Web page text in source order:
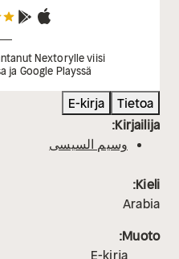
Nextorylle viisi
ja Google Playssä.
Tietoa
E-kirja
Kirjailija:
وسيم السيسى
Kieli:
Arabia
Muoto:
E-kirja